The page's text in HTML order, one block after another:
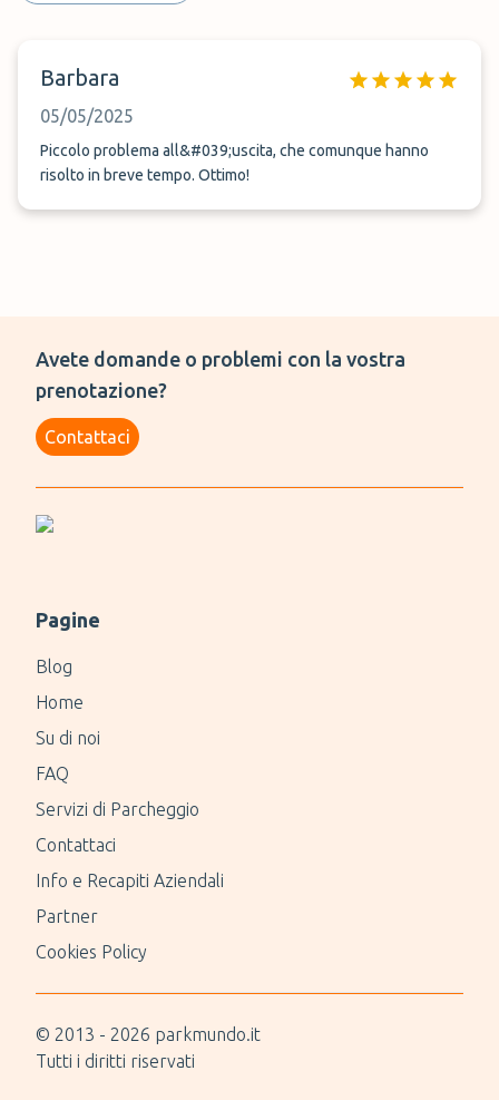
Barbara
05/05/2025
Piccolo problema all&#039;uscita, che comunque hanno
risolto in breve tempo. Ottimo!
Avete domande o problemi con la vostra
prenotazione?
Contattaci
Pagine
Blog
Home
Su di noi
FAQ
Servizi di Parcheggio
Contattaci
Info e Recapiti Aziendali
Partner
Cookies Policy
© 2013 - 2026 parkmundo.it
Tutti i diritti riservati